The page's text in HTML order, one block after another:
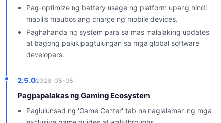
Pag-optimize ng battery usage ng platform upang hindi
mabilis maubos ang charge ng mobile devices.
Paghahanda ng system para sa mas malalaking updates
at bagong pakikipagtulungan sa mga global software
developers.
2.5.02026-05-05
Pagpapalakas ng Gaming Ecosystem
Paglulunsad ng 'Game Center' tab na naglalaman ng mga